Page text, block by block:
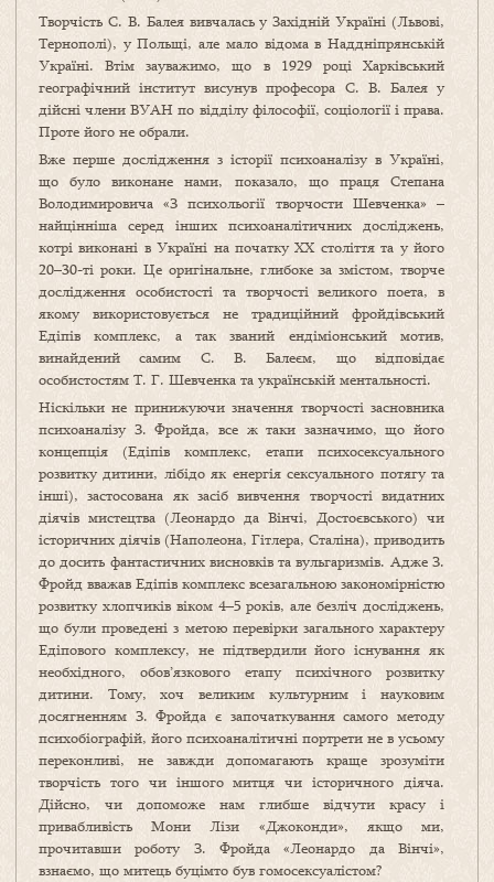
Творчість С. В. Балея вивчалась у Західній Україні (Львові,
Тернополі), у Польщі, але мало відома в Наддніпрянській
Україні. Втім зауважимо, що в 1929 році Харківський
географічний інститут висунув професора С. В. Балея у
дійсні члени ВУАН по відділу філософії, соціології і права.
Проте його не обрали.
Вже перше дослідження з історії психоаналізу в Україні,
що було виконане нами, показало, що праця Степана
Володимировича «З психольогії творчости Шевченка» –
найцінніша серед інших психоаналітичних досліджень,
котрі виконані в Україні на початку XX століття та у його
20–30-ті роки. Це оригінальне, глибоке за змістом, творче
дослідження особистості та творчості великого поета, в
якому використовується не традиційний фройдівський
Едіпів комплекс, а так званий ендіміонський мотив,
винайдений самим С. В. Балеєм, що відповідає
особистостям Т. Г. Шевченка та українській ментальності.
Ніскільки не принижуючи значення творчості засновника
психоаналізу З. Фройда, все ж таки зазначимо, що його
концепція (Едіпів комплекс, етапи психосексуального
розвитку дитини, лібідо як енергія сексуального потягу та
інші), застосована як засіб вивчення творчості видатних
діячів мистецтва (Леонардо да Вінчі, Достоєвського) чи
історичних діячів (Наполеона, Гітлера, Сталіна), приводить
до досить фантастичних висновків та вульгаризмів. Адже З.
Фройд вважав Едіпів комплекс всезагальною закономірністю
розвитку хлопчиків віком 4–5 років, але безліч досліджень,
що були проведені з метою перевірки загального характеру
Едіпового комплексу, не підтвердили його існування як
необхідного, обов’язкового етапу психічного розвитку
дитини. Тому, хоч великим культурним і науковим
досягненням З. Фройда є започаткування самого методу
психобіографій, його психоаналітичні портрети не в усьому
переконливі, не завжди допомагають краще зрозуміти
творчість того чи іншого митця чи історичного діяча.
Дійсно, чи допоможе нам глибше відчути красу і
привабливість Мони Лізи «Джоконди», якщо ми,
прочитавши роботу З. Фройда «Леонардо да Вінчі»,
взнаємо, що митець буцімто був гомосексуалістом?